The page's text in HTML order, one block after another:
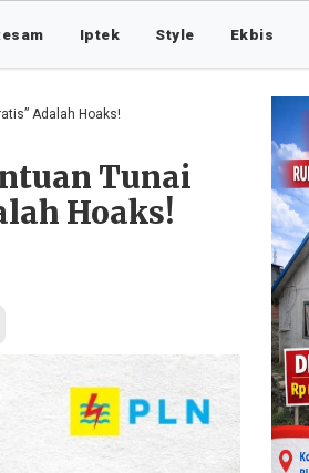
Iptek Style Ekbis
Adalah Hoaks!
Tunai
Hoaks!